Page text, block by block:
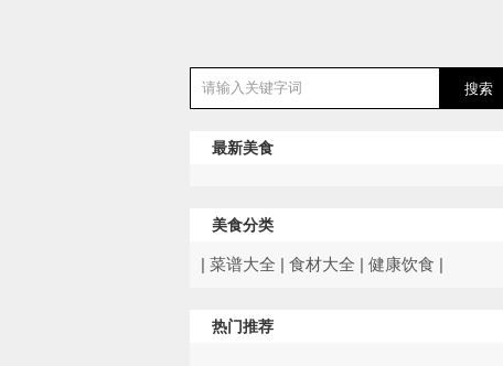
最新美食
美食分类
| 菜谱大全 | 食材大全 | 健康饮食 |
热门推荐